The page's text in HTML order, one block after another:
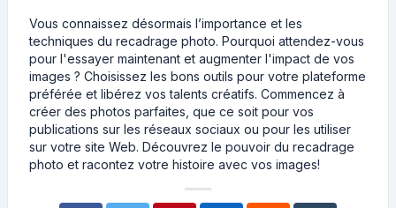
Vous connaissez désormais l’importance et les
techniques du recadrage photo. Pourquoi attendez-vous
pour l'essayer maintenant et augmenter l'impact de vos
images ? Choisissez les bons outils pour votre plateforme
préférée et libérez vos talents créatifs. Commencez à
créer des photos parfaites, que ce soit pour vos
publications sur les réseaux sociaux ou pour les utiliser
sur votre site Web. Découvrez le pouvoir du recadrage
photo et racontez votre histoire avec vos images!